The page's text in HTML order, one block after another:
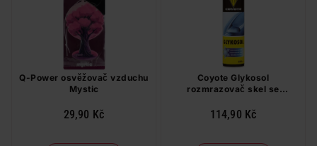
Q-Power osvěžovač vzduchu
Mystic
29,90 Kč
Coyote Glykosol
rozmrazovač skel se
114,90 Kč